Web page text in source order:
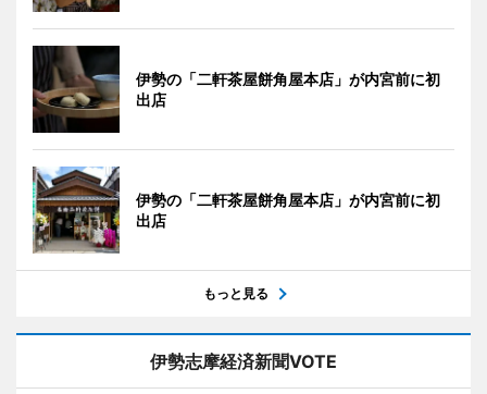
伊勢の「二軒茶屋餅角屋本店」が内宮前に初
出店
伊勢の「二軒茶屋餅角屋本店」が内宮前に初
出店
もっと見る
伊勢志摩経済新聞VOTE